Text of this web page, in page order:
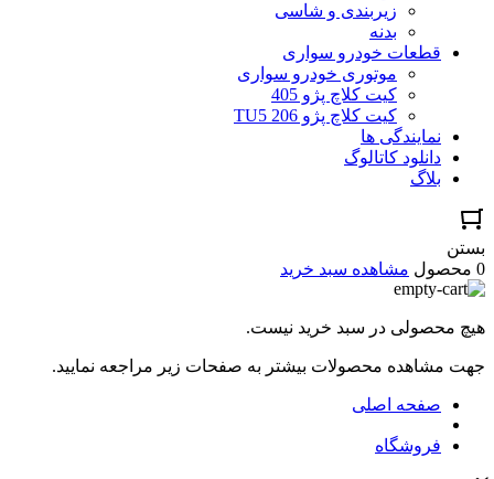
زیربندی و شاسی
بدنه
قطعات خودرو سواری
موتوری خودرو سواری
کیت کلاچ پژو 405
کیت کلاچ پژو TU5 206
نمایندگی ها
دانلود کاتالوگ
بلاگ
بستن
0 محصول
مشاهده سبد خرید
هیچ محصولی در سبد خرید نیست.
جهت مشاهده محصولات بیشتر به صفحات زیر مراجعه نمایید.
صفحه اصلی
فروشگاه